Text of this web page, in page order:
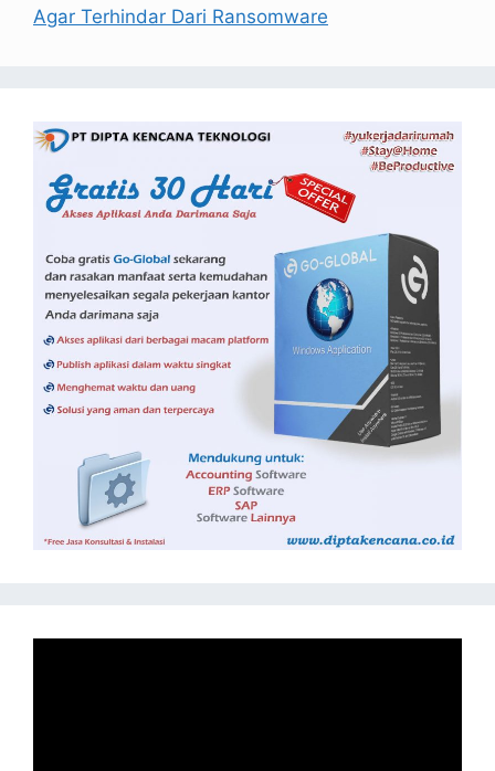
Agar Terhindar Dari Ransomware